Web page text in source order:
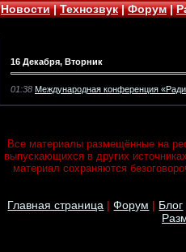
Новости|Технозвук|Форум|
16 Декабря, Вторник
01:38 Международная конференция
Все материалы размещённые на
выпускающихся в других
материал сохраняются
Главная страница |Форум | Блог